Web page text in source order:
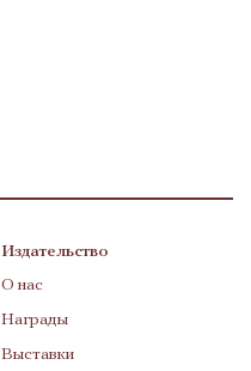
Издательство
О нас
Награды
Выставки